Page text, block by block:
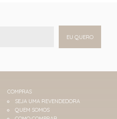
EU QUERO
COMPRAS
SEJA UMA REVENDEDORA
QUEM SOMOS